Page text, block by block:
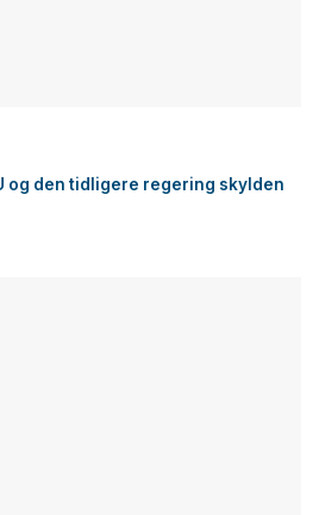
og den tidligere regering skylden